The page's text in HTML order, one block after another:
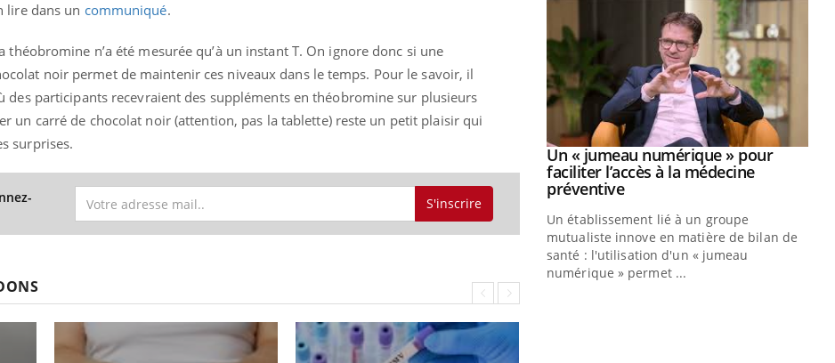
lire dans un communiqué.
n’a été mesurée qu’à un instant T. On ignore donc si une
noir permet de maintenir ces niveaux dans le temps. Pour le savoir, il
des participants recevraient des suppléments en théobromine sur plusieurs
un carré de chocolat noir (attention, pas la tablette) reste un petit plaisir qui
surprises.
S'inscrire
2
Youtube
Eczéma Chronique des Mains : se
préparer pour l’été !Youtube
L'été arrive… et avec lui, un tout nouveau
rythme de vie ! Vacances, plage, piscine,
soleil, activités en plein air… Nos mains
Le Ramadan approche, et, pour de
nombreuses personnes atteintes de
diabète, c'est une période de questions, de
défis, mais ...
Youtube
Un « jumeau numérique » pour
faciliter l’accès à la médecine
préventiveYoutube
Un établissement lié à un groupe
mutualiste innove en matière de bilan de
santé : l'utilisation d'un « jumeau
numérique » permet ...